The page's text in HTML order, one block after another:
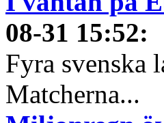
08-31 15:52:
Fyra svenska
Matcherna...